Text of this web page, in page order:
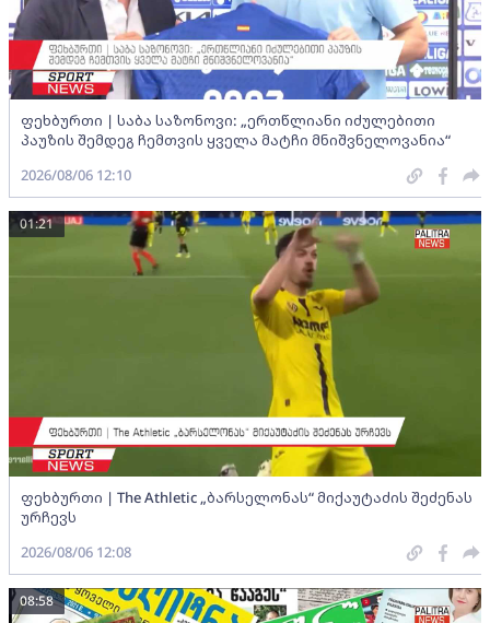
ფეხბურთი | საბა საზონოვი: „ერთწლიანი იძულებითი
პაუზის შემდეგ ჩემთვის ყველა მატჩი მნიშვნელოვანია“
2026/08/06 12:10
ფეხბურთი | The Athletic „ბარსელონას“ მიქაუტაძის შეძენას
ურჩევს
01:21
2026/08/06 12:08
08:58